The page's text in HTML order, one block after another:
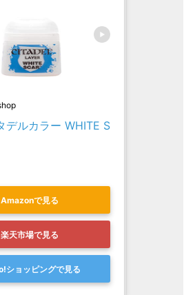
デルカラー WHITE S
Amazonで見る
楽天市場で見る
ショッピングで見る